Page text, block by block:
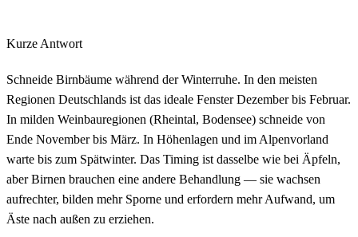
Kurze Antwort
Schneide Birnbäume während der Winterruhe. In den meisten
Regionen Deutschlands ist das ideale Fenster Dezember bis Februar.
In milden Weinbauregionen (Rheintal, Bodensee) schneide von
Ende November bis März. In Höhenlagen und im Alpenvorland
warte bis zum Spätwinter. Das Timing ist dasselbe wie bei Äpfeln,
aber Birnen brauchen eine andere Behandlung — sie wachsen
aufrechter, bilden mehr Sporne und erfordern mehr Aufwand, um
Äste nach außen zu erziehen.